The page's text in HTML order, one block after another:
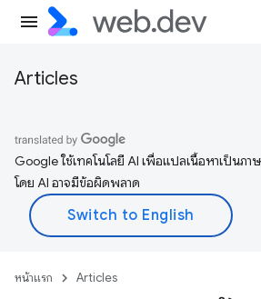
Articles
Google ใช้เทคโนโลยี AI เพื่อแปลเนื้อหาเป็นภ
โดย AI อาจมีข้อผิดพลาด
หน้าแรก Articles